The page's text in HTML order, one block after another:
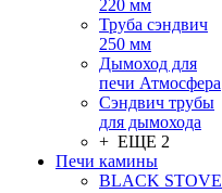
220 мм
Труба сэндвич
250 мм
Дымоход для
печи Атмосфера
Сэндвич трубы
для дымохода
+ ЕЩЕ 2
Печи камины
BLACK STOVE